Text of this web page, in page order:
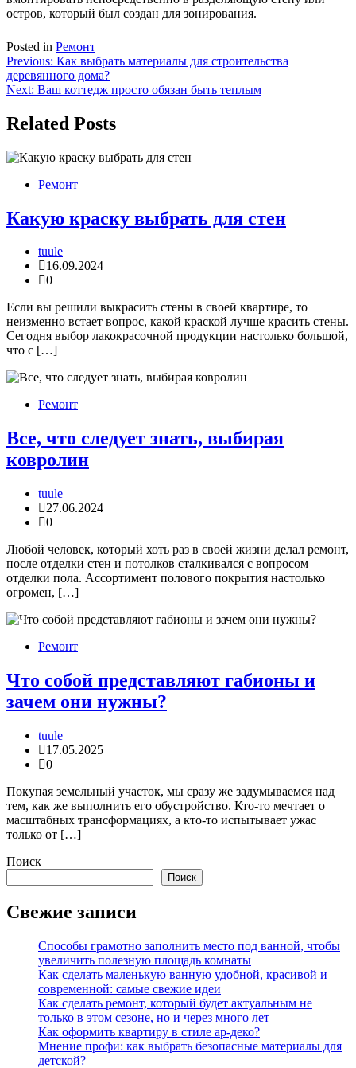
остров, который был создан для зонирования.
Posted in Ремонт
Навигация
по
Previous: Как выбрать материалы для строительства
деревянного дома?
Next: Ваш коттедж просто обязан быть теплым
Related Posts
Ремонт
Какую краску выбрать для стен
tuule
16.09.2024
0
Если вы решили выкрасить стены в своей квартире, то
неизменно встает вопрос, какой краской лучше красить стены.
Сегодня выбор лакокрасочной продукции настолько большой,
что с […]
Ремонт
Все, что следует знать, выбирая
ковролин
tuule
27.06.2024
0
Любой человек, который хоть раз в своей жизни делал ремонт,
после отделки стен и потолков сталкивался с вопросом
отделки пола. Ассортимент полового покрытия настолько
огромен, […]
Ремонт
Что собой представляют габионы и
зачем они нужны?
tuule
17.05.2025
0
Покупая земельный участок, мы сразу же задумываемся над
тем, как же выполнить его обустройство. Кто-то мечтает о
масштабных трансформациях, а кто-то испытывает ужас
только от […]
Поиск
Поиск
Свежие записи
Способы грамотно заполнить место под ванной, чтобы
увеличить полезную площадь комнаты
Как сделать маленькую ванную удобной, красивой и
современной: самые свежие идеи
Как сделать ремонт, который будет актуальным не
только в этом сезоне, но и через много лет
Как оформить квартиру в стиле ар-деко?
Мнение профи: как выбрать безопасные материалы для
детской?